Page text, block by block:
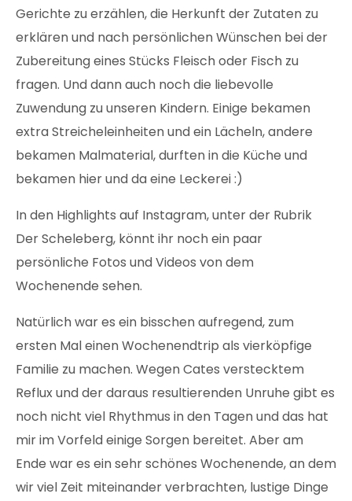
Gerichte zu erzählen, die Herkunft der Zutaten zu
erklären und nach persönlichen Wünschen bei der
Zubereitung eines Stücks Fleisch oder Fisch zu
fragen. Und dann auch noch die liebevolle
Zuwendung zu unseren Kindern. Einige bekamen
extra Streicheleinheiten und ein Lächeln, andere
bekamen Malmaterial, durften in die Küche und
bekamen hier und da eine Leckerei :)
In den Highlights auf Instagram, unter der Rubrik
Der Scheleberg, könnt ihr noch ein paar
persönliche Fotos und Videos von dem
Wochenende sehen.
Natürlich war es ein bisschen aufregend, zum
ersten Mal einen Wochenendtrip als vierköpfige
Familie zu machen. Wegen Cates verstecktem
Reflux und der daraus resultierenden Unruhe gibt es
noch nicht viel Rhythmus in den Tagen und das hat
mir im Vorfeld einige Sorgen bereitet. Aber am
Ende war es ein sehr schönes Wochenende, an dem
wir viel Zeit miteinander verbrachten, lustige Dinge